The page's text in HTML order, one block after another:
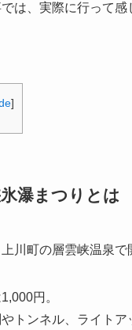
は、実際に行って
]
瀑まつりとは
川町の層雲峡温泉で
円。
トンネル、ライトア